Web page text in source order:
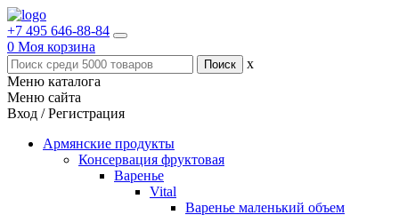
+7 495 646-88-84
0 Моя корзина
x
Меню каталога
Меню сайта
Вход / Регистрация
Армянские продукты
Консервация фруктовая
Варенье
Vital
Варенье маленький объем